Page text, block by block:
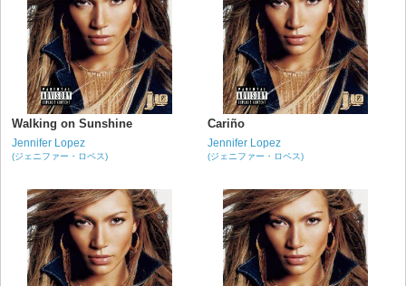
Walking on Sunshine
Jennifer Lopez
(ジェニファー・ロペス)
Cariño
Jennifer Lopez
(ジェニファー・ロペス)